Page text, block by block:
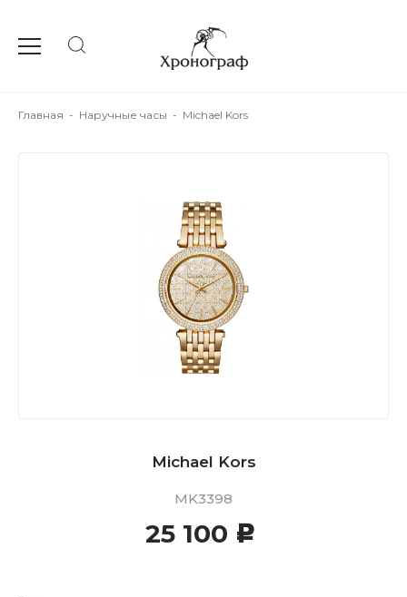
Главная - Наручные часы - Michael Kors
Michael Kors
MK3398
25 100 c